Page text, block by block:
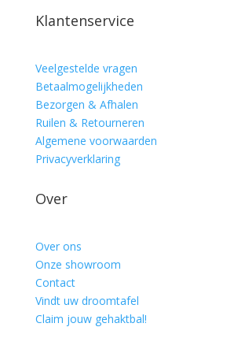
Klantenservice
Veelgestelde vragen
Betaalmogelijkheden
Bezorgen & Afhalen
Ruilen & Retourneren
Algemene voorwaarden
Privacyverklaring
Over
Over ons
Onze showroom
Contact
Vindt uw droomtafel
Claim jouw gehaktbal!